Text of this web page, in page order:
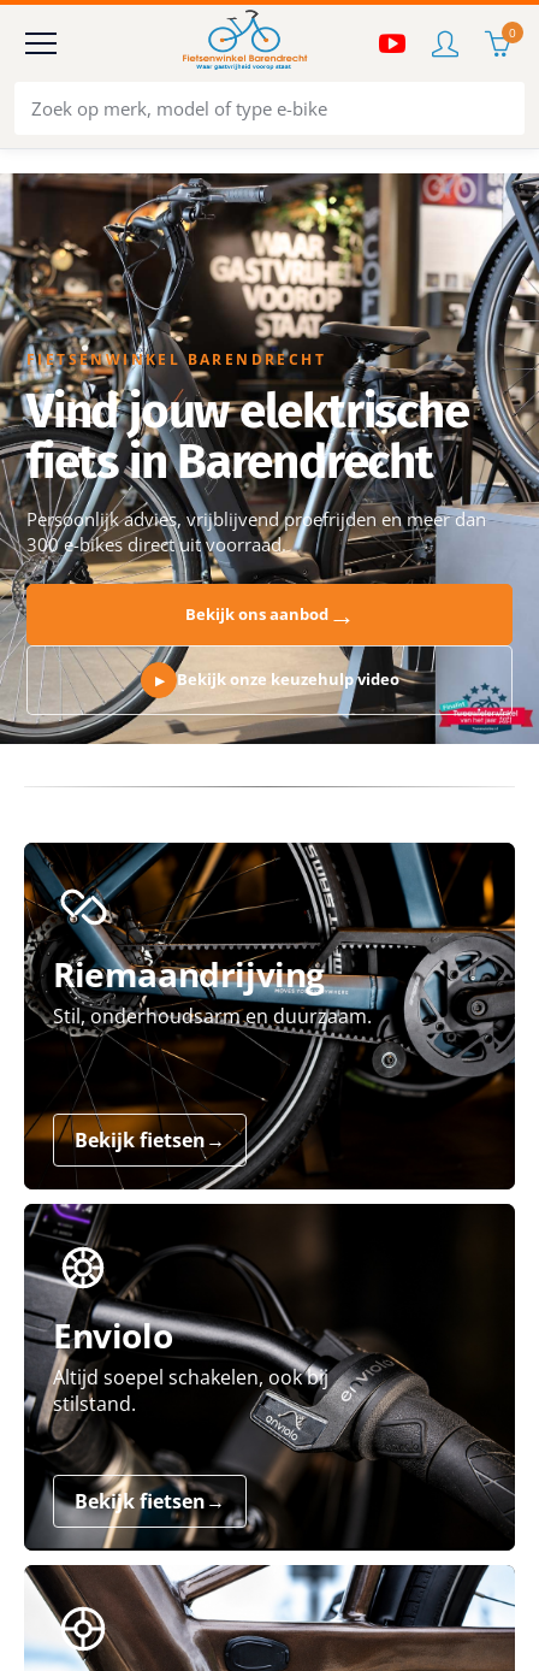
0
FIETSENWINKEL BARENDRECHT
Vind jouw elektrische
fiets in Barendrecht
Persoonlijk advies, vrijblijvend proefrijden en meer dan
300 e-bikes direct uit voorraad.
Bekijk ons aanbod→
▶ Bekijk onze keuzehulp video
Riemaandrijving
Stil, onderhoudsarm en duurzaam.
Bekijk fietsen→
Enviolo
Altijd soepel schakelen, ook bij
stilstand.
Bekijk fietsen→